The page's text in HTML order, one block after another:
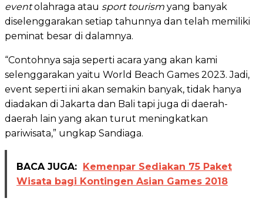
eventolahraga atau sport tourism yang banyak
diselenggarakan setiap tahunnya dan telah memiliki
peminat besar di dalamnya.
“Contohnya saja seperti acara yang akan kami
selenggarakan yaitu World Beach Games 2023. Jadi,
event seperti ini akan semakin banyak, tidak hanya
diadakan di Jakarta dan Bali tapi juga di daerah-
daerah lain yang akan turut meningkatkan
pariwisata,” ungkap Sandiaga.
BACA JUGA: Kemenpar Sediakan 75 Paket
Wisata bagi Kontingen Asian Games 2018